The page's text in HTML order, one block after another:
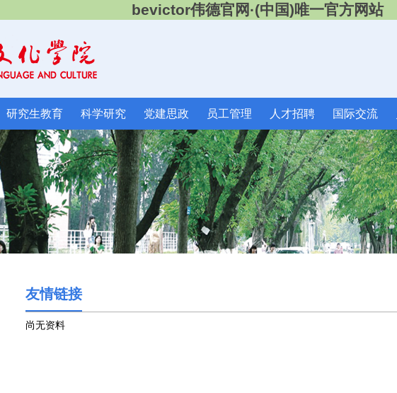
bevictor伟德官网·(中国)唯一官方网站
研究生教育 科学研究 党建思政 员工管理 人才招聘 国际交流
友情链接
尚无资料